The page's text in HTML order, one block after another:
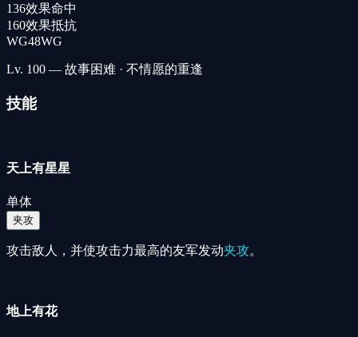
136效果命中
160效果抵抗
WG48WG
Lv. 100 — 故事困难 · 不情愿的重逢
技能
天上有星星
单体
夹攻
攻击敌人，并使攻击力最高的友军发动夹攻。
地上有花